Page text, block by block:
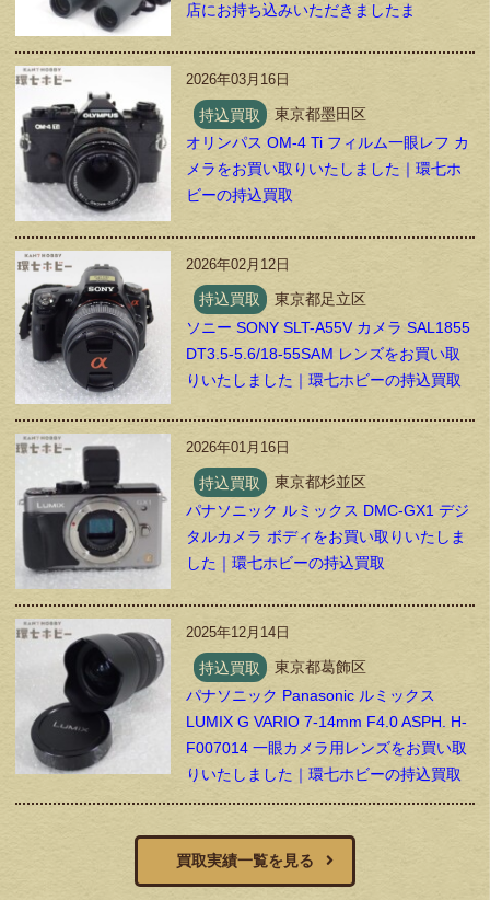
店にお持ち込みいただきましたま
2026年03月16日
持込買取
東京都墨田区
オリンパス OM-4 Ti フィルム一眼レフ カ
メラをお買い取りいたしました｜環七ホ
ビーの持込買取
2026年02月12日
持込買取
東京都足立区
ソニー SONY SLT-A55V カメラ SAL1855
DT3.5-5.6/18-55SAM レンズをお買い取
りいたしました｜環七ホビーの持込買取
2026年01月16日
持込買取
東京都杉並区
パナソニック ルミックス DMC-GX1 デジ
タルカメラ ボディをお買い取りいたしま
した｜環七ホビーの持込買取
2025年12月14日
持込買取
東京都葛飾区
パナソニック Panasonic ルミックス
LUMIX G VARIO 7-14mm F4.0 ASPH. H-
F007014 一眼カメラ用レンズをお買い取
りいたしました｜環七ホビーの持込買取
買取実績一覧を見る